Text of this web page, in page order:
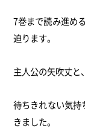
7巻まで読み進める
迫ります。
主人公の矢吹丈と
待ちきれない気持
きました。